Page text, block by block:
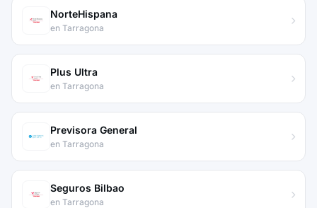
NorteHispana
en Tarragona
Plus Ultra
en Tarragona
Previsora General
en Tarragona
Seguros Bilbao
en Tarragona